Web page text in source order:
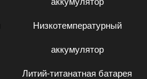
Низкотемпературный
аккумулятор
Литий-титанатная батарея